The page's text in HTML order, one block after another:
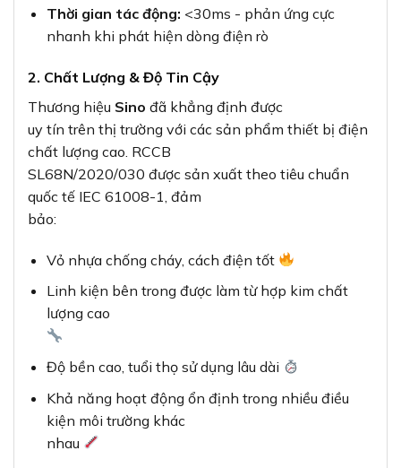
Thời gian tác động: <30ms - phản ứng cực
nhanh khi phát hiện dòng điện rò
2. Chất Lượng & Độ Tin Cậy
Thương hiệu Sino đã khẳng định được
uy tín trên thị trường với các sản phẩm thiết bị điện
chất lượng cao. RCCB
SL68N/2020/030 được sản xuất theo tiêu chuẩn
quốc tế IEC 61008-1, đảm
bảo:
Vỏ nhựa chống cháy, cách điện tốt
Linh kiện bên trong được làm từ hợp kim chất
lượng cao
Độ bền cao, tuổi thọ sử dụng lâu dài
Khả năng hoạt động ổn định trong nhiều điều
kiện môi trường khác
nhau